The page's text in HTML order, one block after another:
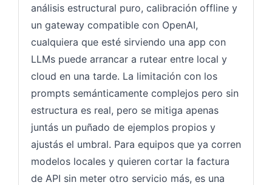
análisis estructural puro, calibración offline y
un gateway compatible con OpenAI,
cualquiera que esté sirviendo una app con
LLMs puede arrancar a rutear entre local y
cloud en una tarde. La limitación con los
prompts semánticamente complejos pero sin
estructura es real, pero se mitiga apenas
juntás un puñado de ejemplos propios y
ajustás el umbral. Para equipos que ya corren
modelos locales y quieren cortar la factura
de API sin meter otro servicio más, es una